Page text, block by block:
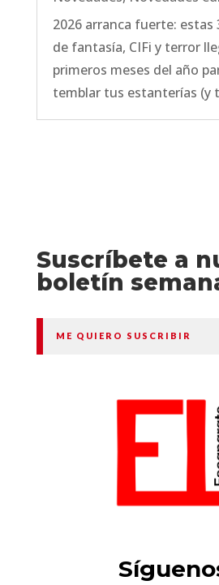
2026 arranca fuerte: estas
de fantasía, CIFi y terror
primeros meses del año
temblar tus estanterías (y
Suscríbete a
boletín
ME QUIERO SUSCRIBIR